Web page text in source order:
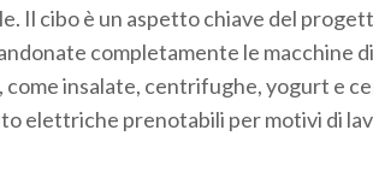
Il cibo è un aspetto chiave del
completamente le macchine di
insalate, centrifughe, yogurt e
elettriche prenotabili per motivi di